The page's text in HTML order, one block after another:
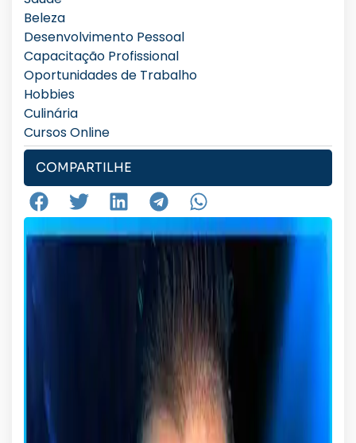
Beleza
Desenvolvimento Pessoal
Capacitação Profissional
Oportunidades de Trabalho
Hobbies
Culinária
Cursos Online
COMPARTILHE